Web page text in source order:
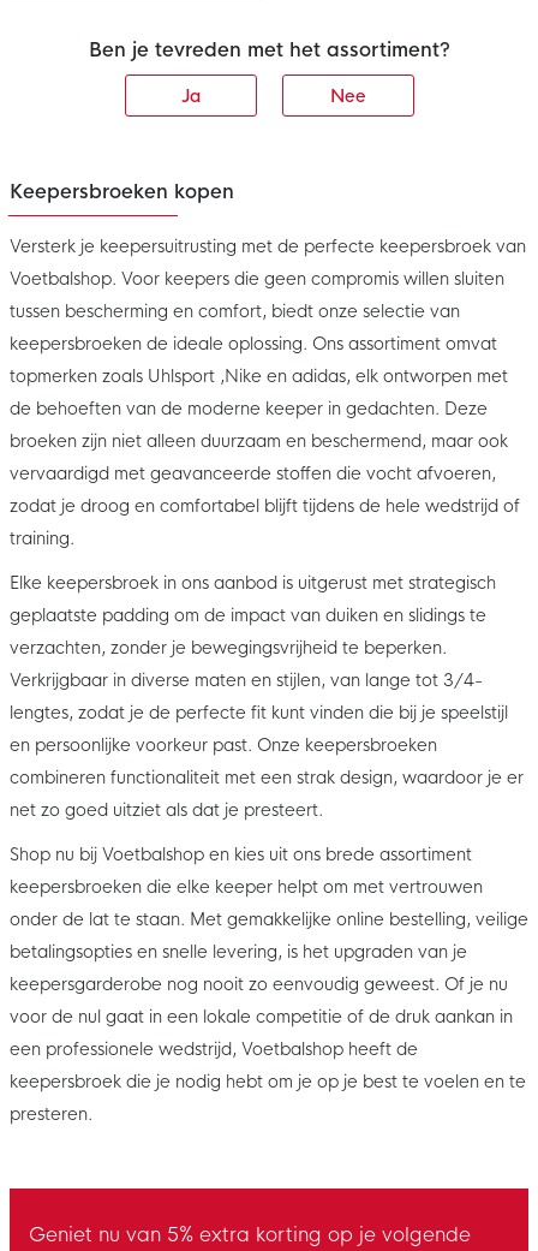
Ben je tevreden met het assortiment?
Ja Nee
Keepersbroeken kopen
Versterk je keepersuitrusting met de perfecte keepersbroek van
Voetbalshop. Voor keepers die geen compromis willen sluiten
tussen bescherming en comfort, biedt onze selectie van
keepersbroeken de ideale oplossing. Ons assortiment omvat
topmerken zoals Uhlsport ,Nike en adidas, elk ontworpen met
de behoeften van de moderne keeper in gedachten. Deze
broeken zijn niet alleen duurzaam en beschermend, maar ook
vervaardigd met geavanceerde stoffen die vocht afvoeren,
zodat je droog en comfortabel blijft tijdens de hele wedstrijd of
training.
Elke keepersbroek in ons aanbod is uitgerust met strategisch
geplaatste padding om de impact van duiken en slidings te
verzachten, zonder je bewegingsvrijheid te beperken.
Verkrijgbaar in diverse maten en stijlen, van lange tot 3/4-
lengtes, zodat je de perfecte fit kunt vinden die bij je speelstijl
en persoonlijke voorkeur past. Onze keepersbroeken
combineren functionaliteit met een strak design, waardoor je er
net zo goed uitziet als dat je presteert.
Shop nu bij Voetbalshop en kies uit ons brede assortiment
keepersbroeken die elke keeper helpt om met vertrouwen
onder de lat te staan. Met gemakkelijke online bestelling, veilige
betalingsopties en snelle levering, is het upgraden van je
keepersgarderobe nog nooit zo eenvoudig geweest. Of je nu
voor de nul gaat in een lokale competitie of de druk aankan in
een professionele wedstrijd, Voetbalshop heeft de
keepersbroek die je nodig hebt om je op je best te voelen en te
presteren.
Geniet nu van 5% extra korting op je volgende